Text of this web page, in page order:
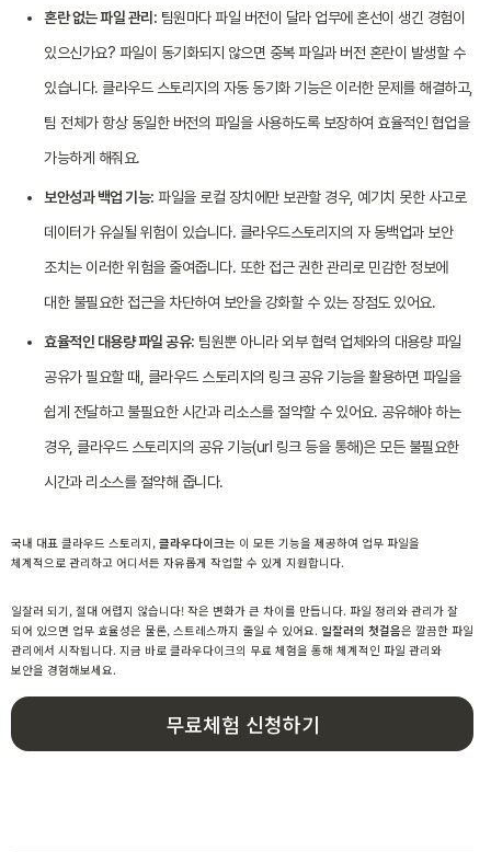
혼란 없는 파일 관리: 팀원마다 파일 버전이 달라 업무에 혼선이 생긴 경험이
있으신가요? 파일이 동기화되지 않으면 중복 파일과 버전 혼란이 발생할 수
있습니다. 클라우드 스토리지의 자동 동기화 기능은 이러한 문제를 해결하고,
팀 전체가 항상 동일한 버전의 파일을 사용하도록 보장하여 효율적인 협업을
가능하게 해줘요.
보안성과 백업 기능: 파일을 로컬 장치에만 보관할 경우, 예기치 못한 사고로
데이터가 유실될 위험이 있습니다. 클라우드스토리지의 자 동백업과 보안
조치는 이러한 위험을 줄여줍니다. 또한 접근 권한 관리로 민감한 정보에
대한 불필요한 접근을 차단하여 보안을 강화할 수 있는 장점도 있어요.
효율적인 대용량 파일 공유: 팀원뿐 아니라 외부 협력 업체와의 대용량 파일
공유가 필요할 때, 클라우드 스토리지의 링크 공유 기능을 활용하면 파일을
쉽게 전달하고 불필요한 시간과 리소스를 절약할 수 있어요. 공유해야 하는
경우, 클라우드 스토리지의 공유 기능(url 링크 등을 통해)은 모든 불필요한
시간과 리소스를 절약해 줍니다.
국내 대표 클라우드 스토리지, 클라우다이크는 이 모든 기능을 제공하여 업무 파일을
체계적으로 관리하고 어디서든 자유롭게 작업할 수 있게 지원합니다.
일잘러 되기, 절대 어렵지 않습니다! 작은 변화가 큰 차이를 만듭니다. 파일 정리와 관리가 잘
되어 있으면 업무 효율성은 물론, 스트레스까지 줄일 수 있어요. 일잘러의 첫걸음은 깔끔한 파일
관리에서 시작됩니다. 지금 바로 클라우다이크의 무료 체험을 통해 체계적인 파일 관리와
보안을 경험해보세요.
무료체험 신청하기